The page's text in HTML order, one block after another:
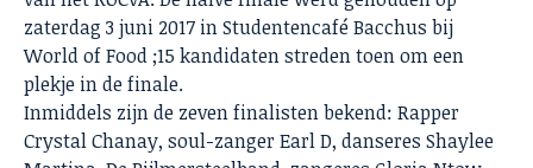
zaterdag 3 juni 2017 in Studentencafé Bacchus bij
World of Food ;15 kandidaten streden toen om een
plekje in de finale.
Inmiddels zijn de zeven finalisten bekend: Rapper
Crystal Chanay, soul-zanger Earl D, danseres Shaylee